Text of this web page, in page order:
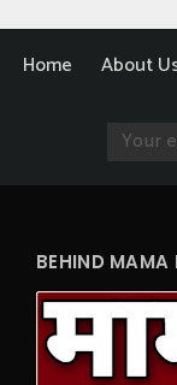
Home About
BEHIND